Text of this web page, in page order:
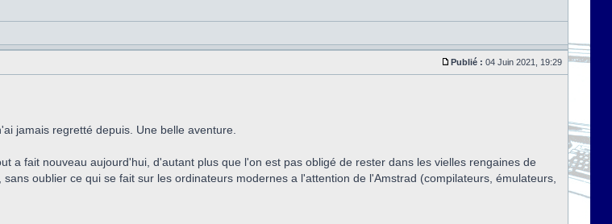
Publié : 04 Juin 2021, 19:29
jamais regretté depuis. Une belle aventure.
a fait nouveau aujourd'hui, d'autant plus que l'on est pas obligé de rester dans les vielles rengaines de
oublier ce qui se fait sur les ordinateurs modernes a l'attention de l'Amstrad (compilateurs, émulateurs,